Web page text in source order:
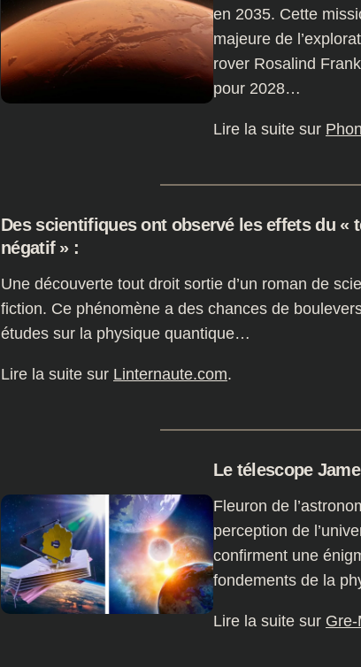
en 2035. Cette
majeure de
rover Rosalind
pour 2028…
Lire la suite sur
Des scientifiques ont observé les effets du «
négatif » :
Une découverte tout droit sortie d’un roman de
fiction. Ce phénomène a des chances de
études sur la physique quantique…
Lire la suite sur Linternaute.com.
Le télescope
Fleuron de
perception de
confirment une
fondements de la
Lire la suite sur